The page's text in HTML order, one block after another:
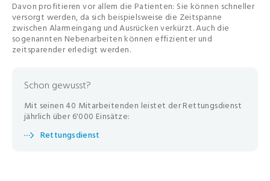
Davon profitieren vor allem die Patienten: Sie können schneller
versorgt werden, da sich beispielsweise die Zeitspanne
zwischen Alarmeingang und Ausrücken verkürzt. Auch die
sogenannten Nebenarbeiten können effizienter und
zeitsparender erledigt werden.
Schon gewusst?
Mit seinen 40 Mitarbeitenden leistet der Rettungsdienst
jährlich über 6'000 Einsätze:
Rettungsdienst